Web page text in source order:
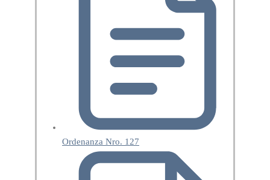
Ordenanza Nro. 127